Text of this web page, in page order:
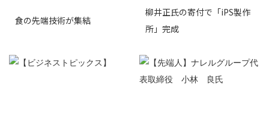
食の先端技術が集結
柳井正氏の寄付で「iPS製作
所」完成